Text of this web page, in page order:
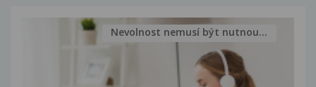
Nevolnost nemusí být nutnou...